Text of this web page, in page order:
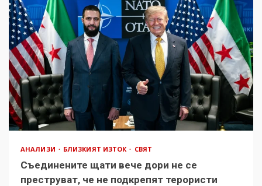
АНАЛИЗИ БЛИЗКИЯТ ИЗТОК СВЯТ
Съединените щати вече дори не се
преструват, че не подкрепят терористи